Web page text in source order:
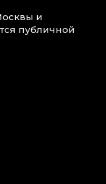
и
публичной